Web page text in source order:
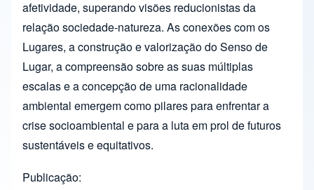
afetividade, superando visões reducionistas da
relação sociedade-natureza. As conexões com os
Lugares, a construção e valorização do Senso de
Lugar, a compreensão sobre as suas múltiplas
escalas e a concepção de uma racionalidade
ambiental emergem como pilares para enfrentar a
crise socioambiental e para a luta em prol de futuros
sustentáveis e equitativos.
Publicação